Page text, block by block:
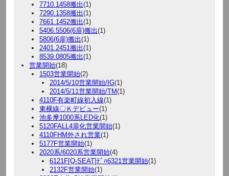
7710.1458搬出(1)
7290.1358搬出(1)
7661.1452搬出(1)
5406.5506(6扉)搬出(1)
5806(6扉)搬出(1)
2401.2451搬出(1)
8539.0805搬出(1)
営業開始(18)
1503営業開始(2)
2014/5/10営業開始/IG(1)
2014/5/11営業開始/TM(1)
4110F有楽町線初入線(1)
東横線〇Ｋデビュー(1)
池多摩1000系LED化(1)
5120FALL4扉化営業開始(1)
4110FHM外され営業(1)
5177F営業開始(1)
2020系/6020系営業開始(4)
6121F[Q-SEAT]ﾃﾞﾊ6321営業開始(1)
2132F営業開始(1)